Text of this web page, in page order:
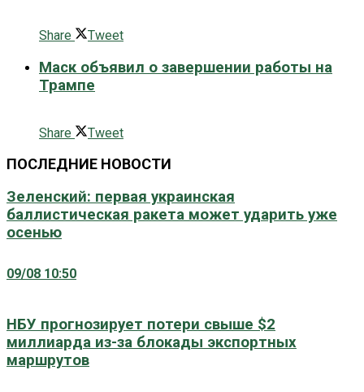
Share
Tweet
Маск объявил о завершении работы на
Трампе
Share
Tweet
ПОСЛЕДНИЕ НОВОСТИ
Зеленский: первая украинская
баллистическая ракета может ударить уже
осенью
09/08 10:50
НБУ прогнозирует потери свыше $2
миллиарда из-за блокады экспортных
маршрутов